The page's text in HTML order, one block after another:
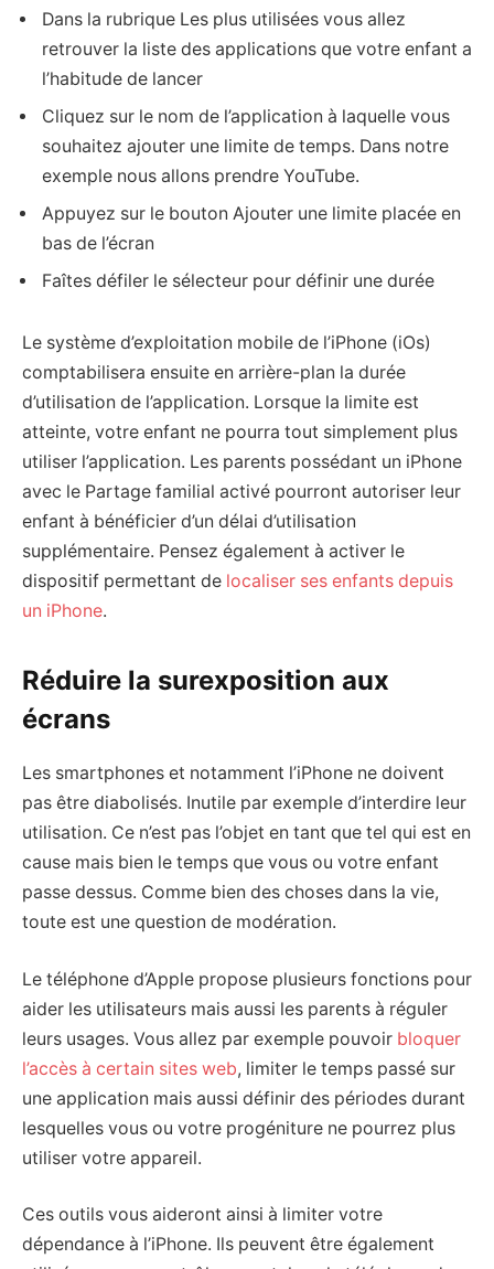
Dans la rubrique Les plus utilisées vous allez
retrouver la liste des applications que votre enfant a
l’habitude de lancer
Cliquez sur le nom de l’application à laquelle vous
souhaitez ajouter une limite de temps. Dans notre
exemple nous allons prendre YouTube.
Appuyez sur le bouton Ajouter une limite placée en
bas de l’écran
Faîtes défiler le sélecteur pour définir une durée
Le système d’exploitation mobile de l’iPhone (iOs)
comptabilisera ensuite en arrière-plan la durée
d’utilisation de l’application. Lorsque la limite est
atteinte, votre enfant ne pourra tout simplement plus
utiliser l’application. Les parents possédant un iPhone
avec le Partage familial activé pourront autoriser leur
enfant à bénéficier d’un délai d’utilisation
supplémentaire. Pensez également à activer le
dispositif permettant de localiser ses enfants depuis
un iPhone.
Réduire la surexposition aux
écrans
Les smartphones et notamment l’iPhone ne doivent
pas être diabolisés. Inutile par exemple d’interdire leur
utilisation. Ce n’est pas l’objet en tant que tel qui est en
cause mais bien le temps que vous ou votre enfant
passe dessus. Comme bien des choses dans la vie,
toute est une question de modération.
Le téléphone d’Apple propose plusieurs fonctions pour
aider les utilisateurs mais aussi les parents à réguler
leurs usages. Vous allez par exemple pouvoir bloquer
l’accès à certain sites web, limiter le temps passé sur
une application mais aussi définir des périodes durant
lesquelles vous ou votre progéniture ne pourrez plus
utiliser votre appareil.
Ces outils vous aideront ainsi à limiter votre
dépendance à l’iPhone. Ils peuvent être également